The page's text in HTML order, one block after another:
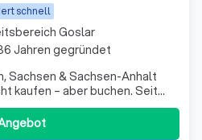
schnell
Sachsen & Sachsen-Anhalt
kaufen – aber buchen. Seit
DJ Partymacher für beste
Musik – von
Mit der „Lizenz zum
Goslar
Jahren gegründet